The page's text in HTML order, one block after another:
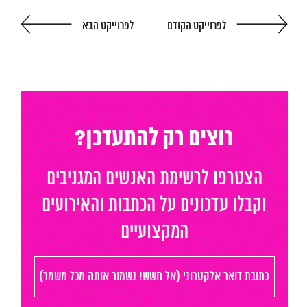
המגזין
יצירת קשר
English
איפיון ועיצובלפרוייקט הקודם לפרוייקט הבא
רוצים רק להתעדכן?
הצטרפו לרשימת האנשים המגניבים
וקבלו עדכונים על הכתבות והאירועים
המקצועיים